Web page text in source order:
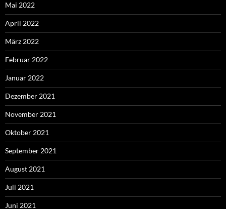
Mai 2022
April 2022
März 2022
Februar 2022
Januar 2022
Dezember 2021
November 2021
Oktober 2021
September 2021
August 2021
Juli 2021
Juni 2021